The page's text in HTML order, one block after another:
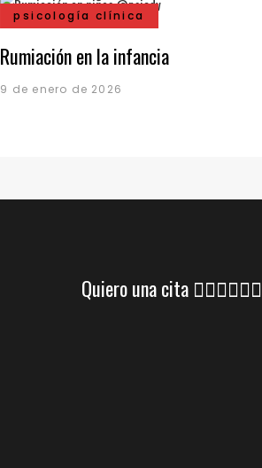
psicología clínica
Rumiación en la infancia
9 de enero de 2026
Quiero una cita 👇🏼👇🏼👇🏼